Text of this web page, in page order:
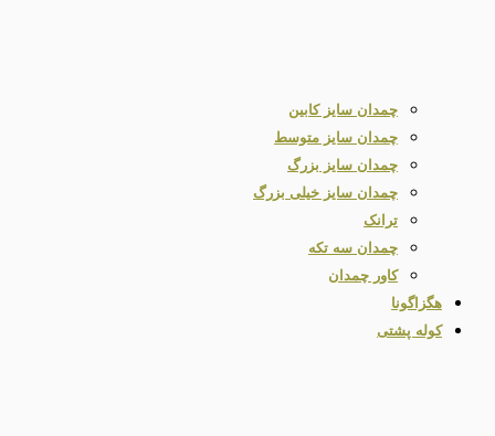
چمدان سایز کابین
چمدان سایز متوسط
چمدان سایز بزرگ
چمدان سایز خیلی بزرگ
ترانک
چمدان سه تکه
کاور چمدان
هگزاگونا
کوله پشتی